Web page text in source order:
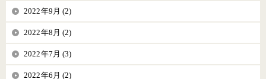
2022年9月 (2)
2022年8月 (2)
2022年7月 (3)
2022年6月 (2)